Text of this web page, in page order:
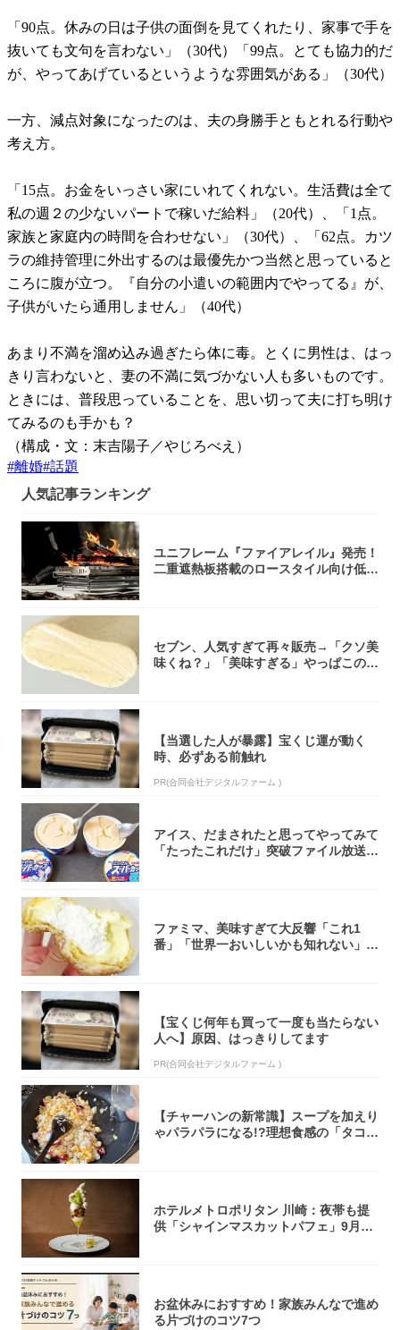
「90点。休みの日は子供の面倒を見てくれたり、家事で手を
抜いても文句を言わない」（30代）「99点。とても協力的だ
が、やってあげているというような雰囲気がある」（30代）
一方、減点対象になったのは、夫の身勝手ともとれる行動や
考え方。
「15点。お金をいっさい家にいれてくれない。生活費は全て
私の週２の少ないパートで稼いだ給料」（20代）、「1点。
家族と家庭内の時間を合わせない」（30代）、「62点。カツ
ラの維持管理に外出するのは最優先かつ当然と思っていると
ころに腹が立つ。『自分の小遣いの範囲内でやってる』が、
子供がいたら通用しません」（40代）
あまり不満を溜め込み過ぎたら体に毒。とくに男性は、はっ
きり言わないと、妻の不満に気づかない人も多いものです。
ときには、普段思っていることを、思い切って夫に打ち明け
てみるのも手かも？
（構成・文：末吉陽子／やじろべえ）
#離婚#話題
人気記事ランキング
ユニフレーム『ファイアレイル』発売！
二重遮熱板搭載のロースタイル向け低型
セブン、人気すぎて再々販売→「クソ美
味くね？」「美味すぎる」やっぱこのク
【当選した人が暴露】宝くじ運が動く
時、必ずある前触れ
PR(合同会社デジタルファーム )
アイス、だまされたと思ってやってみて
「たったこれだけ」突破ファイル放送で
ファミマ、美味すぎて大反響「これ1
番」「世界一おいしいかも知れない」
【宝くじ何年も買って一度も当たらない
人へ】原因、はっきりしてます
PR(合同会社デジタルファーム )
【チャーハンの新常識】スープを加えり
ゃパラパラになる!?理想食感の「タコチ
ホテルメトロポリタン 川崎：夜帯も提
供「シャインマスカットパフェ」9月1
お盆休みにおすすめ！家族みんなで進め
る片づけのコツ7つ